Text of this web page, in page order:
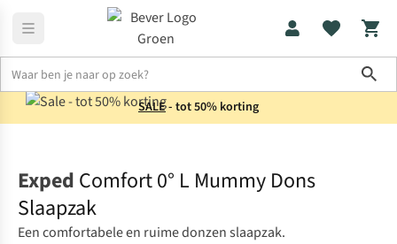
SALE- tot 50% korting
Exped Comfort 0° L Mummy Dons
Slaapzak
Een comfortabele en ruime donzen slaapzak.